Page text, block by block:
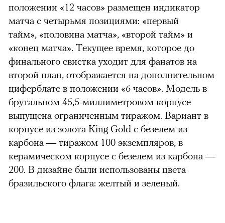
положении «12 часов» размещен индикатор
матча с четырьмя позициями: «первый
тайм», «половина матча», «второй тайм» и
«конец матча». Текущее время, которое до
финального свистка уходит для фанатов на
второй план, отображается на дополнительном
циферблате в положении «6 часов». Модель в
брутальном 45,5-миллиметровом корпусе
выпущена ограниченным тиражом. Вариант в
корпусе из золота King Gold с безелем из
карбона —тиражом 100 экземпляров, в
керамическом корпусе с безелем из карбона —
200. В дизайне были использованы цвета
бразильского флага: желтый и зеленый.